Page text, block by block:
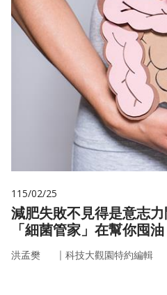
115/02/25
減肥失敗不見得是意志
「細菌管家」在幫你囤油
洪孟樊 ｜ 科技大觀園特約編輯